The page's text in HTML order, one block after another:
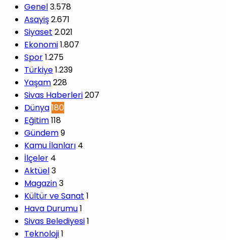
Genel3.578
Asayiş2.671
Siyaset 2.021
Ekonomi1.807
Spor1.275
Türkiye1.239
Yaşam228
Sivas Haberleri207
Dünya180
Eğitim118
Gündem9
Kamu İlanları 4
İlçeler 4
Aktüel3
Magazin3
Kültür ve Sanat 1
Hava Durumu1
Sivas Belediyesi1
Teknoloji1